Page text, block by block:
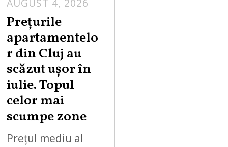
Prețurile
apartamentelo
r din Cluj au
scăzut ușor în
iulie. Topul
celor mai
scumpe zone
Prețul mediu al